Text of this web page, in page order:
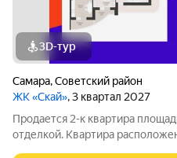
3D-тур
Самара,Советский район
ЖК «Скай», 3 квартал 2027
Продается 2-к квартира
отделкой. Квартира